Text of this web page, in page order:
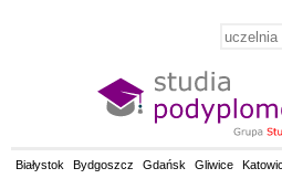
Białystok Bydgoszcz Gdańsk Gliwice